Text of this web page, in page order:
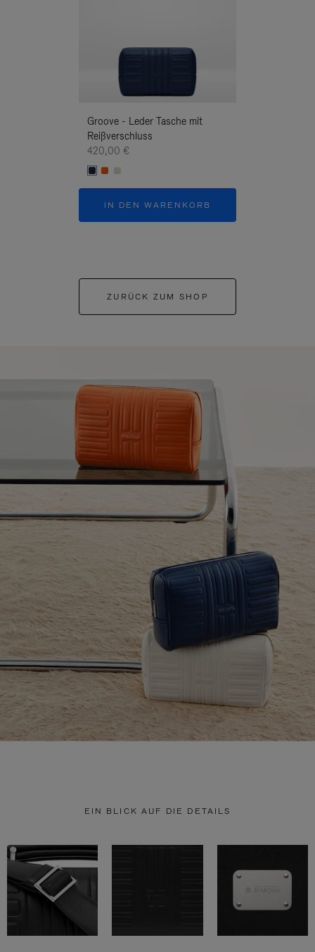
Groove - Leder Tasche mit
Reißverschluss
420,00 €
IN DEN WARENKORB
ZURÜCK ZUM SHOP
EIN BLICK AUF DIE DETAILS